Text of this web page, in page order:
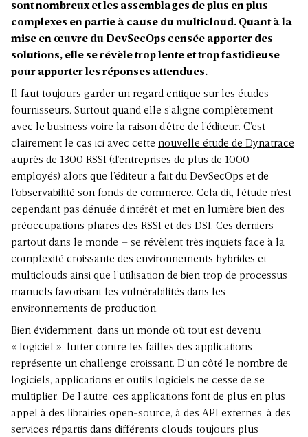
sont nombreux et les assemblages de plus en plus
complexes en partie à cause du multicloud. Quant à la
mise en œuvre du DevSecOps censée apporter des
solutions, elle se révèle trop lente et trop fastidieuse
pour apporter les réponses attendues.
Il faut toujours garder un regard critique sur les études
fournisseurs. Surtout quand elle s’aligne complètement
avec le business voire la raison d’être de l’éditeur. C’est
clairement le cas ici avec cette nouvelle étude de Dynatrace
auprès de 1300 RSSI (d’entreprises de plus de 1000
employés) alors que l’éditeur a fait du DevSecOps et de
l’observabilité son fonds de commerce. Cela dit, l’étude n’est
cependant pas dénuée d’intérêt et met en lumière bien des
préoccupations phares des RSSI et des DSI. Ces derniers –
partout dans le monde – se révèlent très inquiets face à la
complexité croissante des environnements hybrides et
multiclouds ainsi que l’utilisation de bien trop de processus
manuels favorisant les vulnérabilités dans les
environnements de production.
Bien évidemment, dans un monde où tout est devenu
« logiciel », lutter contre les failles des applications
représente un challenge croissant. D’un côté le nombre de
logiciels, applications et outils logiciels ne cesse de se
multiplier. De l’autre, ces applications font de plus en plus
appel à des librairies open-source, à des API externes, à des
services répartis dans différents clouds toujours plus